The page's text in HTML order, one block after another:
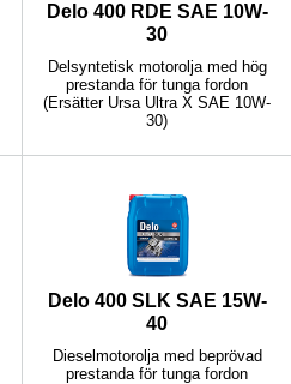
Delo 400 RDE SAE 10W-
30
Delsyntetisk motorolja med hög
prestanda för tunga fordon
(Ersätter Ursa Ultra X SAE 10W-
30)
Delo 400 SLK SAE 15W-
40
Dieselmotorolja med beprövad
prestanda för tunga fordon